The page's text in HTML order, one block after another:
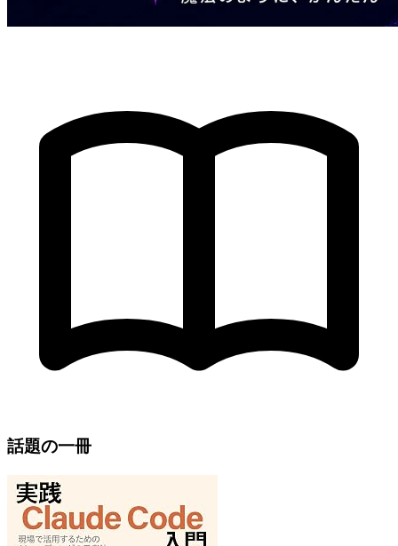
話題の一冊